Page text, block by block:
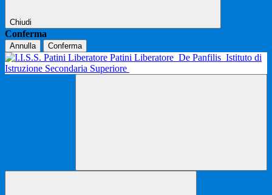
Chiudi
Conferma
Annulla Conferma
Patini Liberatore De Panfilis Istituto di
Istruzione Secondaria Superiore